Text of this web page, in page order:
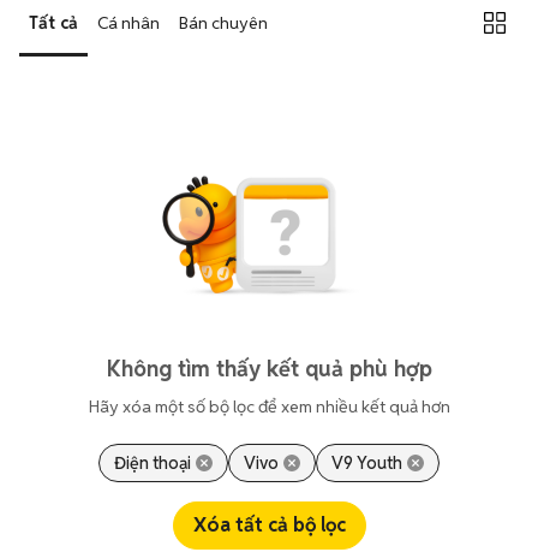
hai bên trao đổi giá cả linh hoạt và có thể chốt giao dịch ngay trong
ngày.
Tất cả Cá nhân Bán chuyên
Không tìm thấy kết quả phù hợp
Hãy xóa một số bộ lọc để xem nhiều kết quả hơn
Điện thoại Vivo V9 Youth
Xóa tất cả bộ lọc